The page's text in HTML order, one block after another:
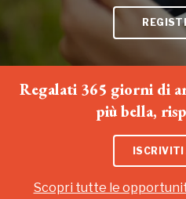
Regalati 365 giorni di
più bella,
ISCRIVITI
Scopri tutte le